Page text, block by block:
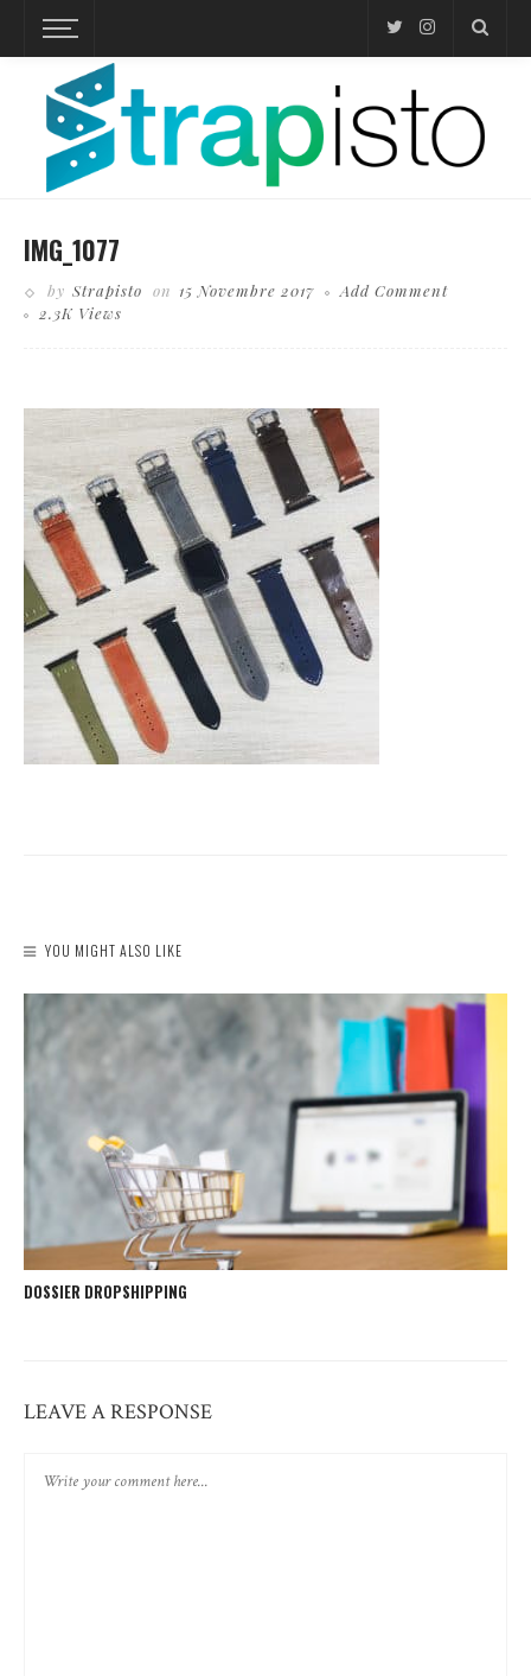
IMG_1077
by Strapisto on 15 Novembre 2017
Add Comment
2.3K Views
YOU MIGHT ALSO LIKE
DOSSIER DROPSHIPPING
LEAVE A RESPONSE